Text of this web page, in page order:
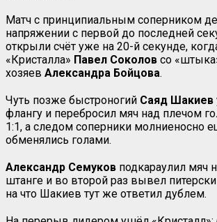
Матч с принципиальным соперником
напряжении с первой до последней
открыли счёт уже на 20-й секунде,
«Кристалла» Павел Соколов со
хозяев Александра Бойцова.
Чуть позже быстроногий Саяд Шакиев
флангу и перебросил мяч над плечом
1:1, а следом соперники молниеносно
обменялись голами.
Александр Семуков подкараулил мяч
штанге и во второй раз вывел
на что Шакиев тут же ответил дублем.